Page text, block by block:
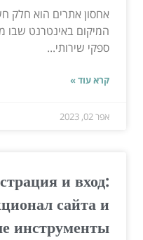
אחסון אתרים הוא חלק
המיקום באינטרנט שבו
ספקי שירותי...
קרא עוד »
אפר 02, 2023
и вход:
сайта и
инструменты